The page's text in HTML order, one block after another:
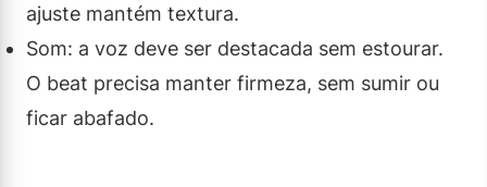
ajuste mantém textura.
Som: a voz deve ser destacada sem estourar.
O beat precisa manter firmeza, sem sumir ou
ficar abafado.